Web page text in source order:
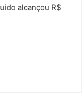
alcançou R$